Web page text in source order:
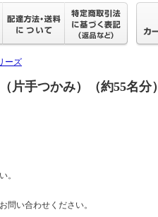
ーズ
片手つかみ）（約55名分）
。
問い合わせください。